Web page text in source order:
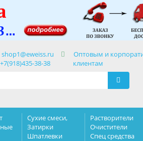
shop1@eweiss.ru
+7(918)435-38-38
Оптовым и
клиентам
Сухие смеси,
Затирки
Шпатлевки
Растворители
Очистители
Спец средства